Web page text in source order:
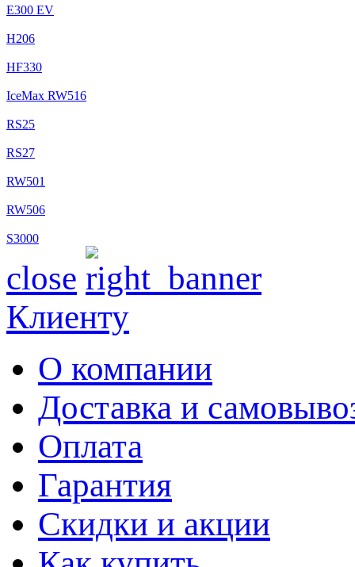
E300 EV
H206
HF330
IceMax RW516
RS25
RS27
RW501
RW506
S3000
close
Клиенту
О компании
Доставка и
Оплата
Гарантия
Скидки и акции